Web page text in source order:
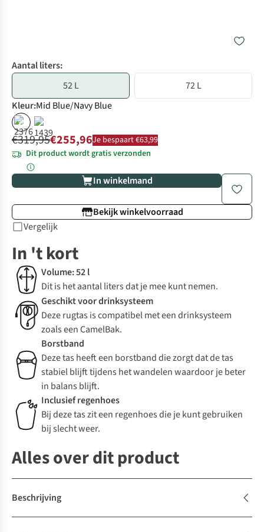
Aantal liters:
52 L
72 L
Kleur:Mid Blue/Navy Blue
%
€319,95€255,96Je bespaart €63,99
Dit product wordt gratis verzonden
In winkelmand
Bekijk winkelvoorraad
Vergelijk
In 't kort
Volume: 52 l
Dit is het aantal liters dat je mee kunt nemen.
Geschikt voor drinksysteem
Deze rugtas is compatibel met een drinksysteem
zoals een CamelBak.
Borstband
Deze tas heeft een borstband die zorgt dat de tas
stabiel blijft tijdens het wandelen waardoor je beter
in balans blijft.
Inclusief regenhoes
Bij deze tas zit een regenhoes die je kunt gebruiken
bij slecht weer.
Alles over dit product
Beschrijving